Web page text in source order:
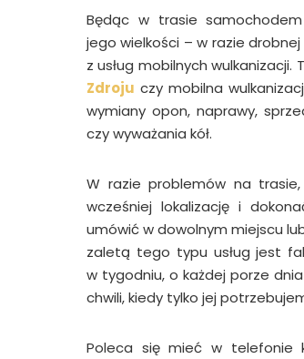
Będąc w trasie
jego wielkości – w razie
z usług mobilnych wulkanizacji.
Zdroju czy mobilna
wymiany opon, naprawy,
czy wyważania kół.
W razie problemów na
wcześniej lokalizację i
umówić w dowolnym miejscu
zaletą tego typu usług jest
w tygodniu, o każdej porze
chwili, kiedy tylko jej
Poleca się mieć w telefonie